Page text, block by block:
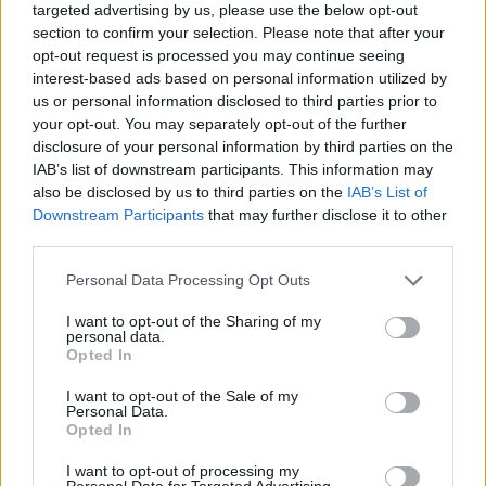
targeted advertising by us, please use the below opt-out
section to confirm your selection. Please note that after your
opt-out request is processed you may continue seeing
interest-based ads based on personal information utilized by
us or personal information disclosed to third parties prior to
your opt-out. You may separately opt-out of the further
disclosure of your personal information by third parties on the
IAB’s list of downstream participants. This information may
also be disclosed by us to third parties on the IAB’s List of
Downstream Participants that may further disclose it to other
Personal Data Processing Opt Outs
I want to opt-out of the Sharing of my
personal data.
Opted In
I want to opt-out of the Sale of my
Personal Data.
Opted In
I want to opt-out of processing my
Mojmír Vlašín: Další příhody ochránce přírody
Druhá nůše příhod Mojmíra
Vlašína opět přináší rozmarné
příběhy z autorova
ochranářského,
Viktorie Hanišová: Beton a
hlína
rok vydání: 2021
Koupit na Kosmas.cz
Spisovatelka
Hanišová v
hlína
prostřednictvím třinácti rozhovorů zachycuje
Omar el Karib: Ostrov Socci